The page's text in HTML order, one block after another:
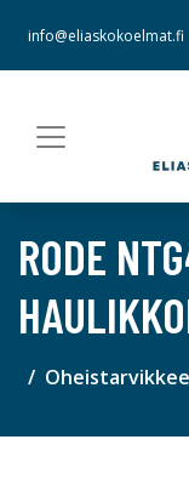
info@eliaskokoelmat.fi
RODE